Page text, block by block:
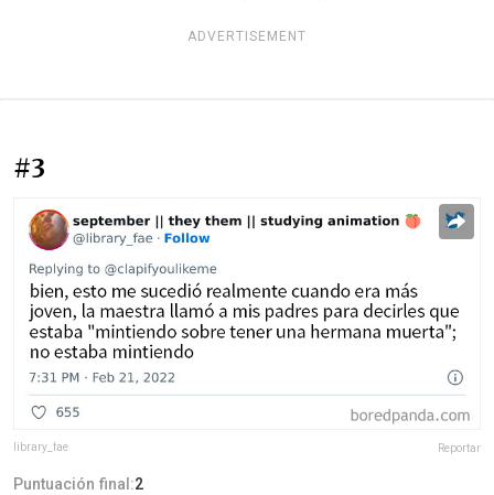
ADVERTISEMENT
#3
library_fae Reportar
Puntuación final:2